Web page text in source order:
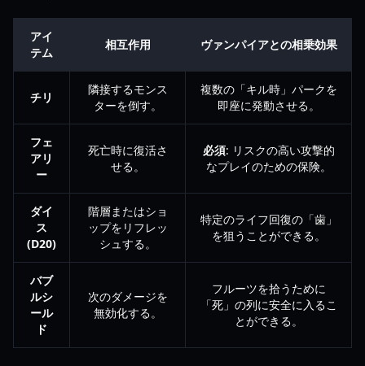
アイ
テム
相互作用 ヴァンパイアとの相乗効果
チリ
隣接するモンス
ターを倒す。
複数の「キル時」パークを
即座に発動させる。
フェ
アリ
ー
死亡時に復活さ
せる。
必須: リスクの高い攻撃的
なプレイのための保険。
ダイ
ス
(D20)
階層またはショ
ップをリフレッ
シュする。
特定のライフ回復の「歯」
を狙うことができる。
バブ
ルシ
ール
ド
次のダメージを
無効化する。
フルーツを拾うために
「死」の列に安全に入るこ
とができる。